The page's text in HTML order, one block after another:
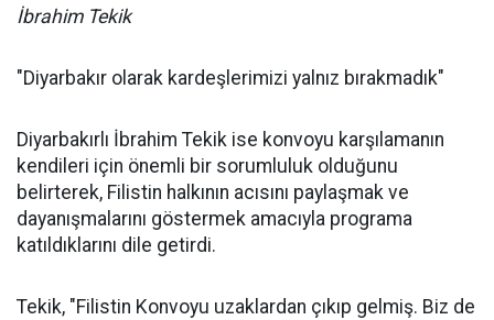
İbrahim Tekik
"Diyarbakır olarak kardeşlerimizi yalnız bırakmadık"
Diyarbakırlı İbrahim Tekik ise konvoyu karşılamanın
kendileri için önemli bir sorumluluk olduğunu
belirterek, Filistin halkının acısını paylaşmak ve
dayanışmalarını göstermek amacıyla programa
katıldıklarını dile getirdi.
Tekik, "Filistin Konvoyu uzaklardan çıkıp gelmiş. Biz de